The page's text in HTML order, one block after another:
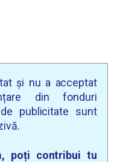
și nu a acceptat
din fonduri
publicitate sunt
poți contribui tu